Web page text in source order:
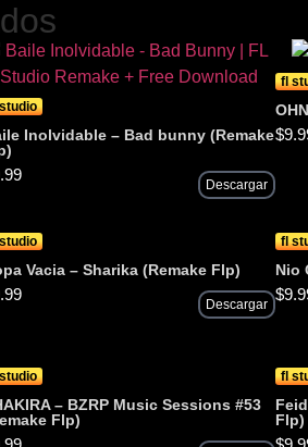
Inolvidable – Bad bunny (Remake
Descargar
fl
$
Vacia – Sharika (Remake Flp)
Descargar
fl
Nio
$
– BZRP Music Sessions #53
Flp)
fl
Flp)